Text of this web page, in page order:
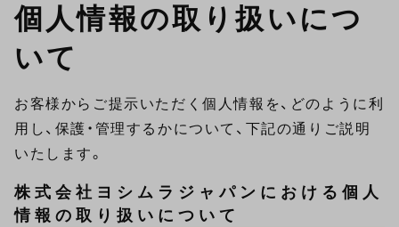
個人情報の取り扱いにつ
いて
お客様からご提示いただく個人情報を、どのように利
用し、保護・管理するかについて、下記の通りご説明
いたします。
株式会社ヨシムラジャパンにおける個人
情報の取り扱いについて